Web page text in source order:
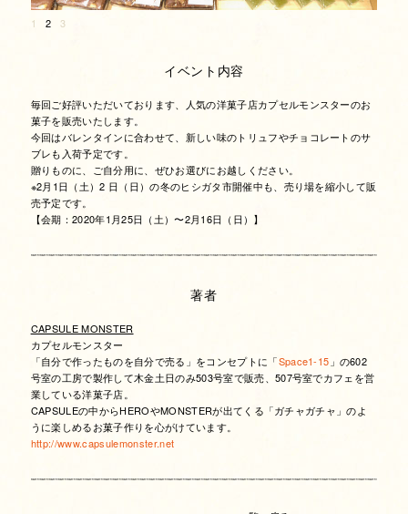
1 2 3
イベント内容
毎回ご好評いただいております、人気の洋菓子店カプセルモンスターのお
菓子を販売いたします。
今回はバレンタインに合わせて、新しい味のトリュフやチョコレートのサ
ブレも入荷予定です。
贈りものに、ご自分用に、ぜひお選びにお越しください。
※2月1日（土）2 日（日）の冬のヒシガタ市開催中も、売り場を縮小して販
売予定です。
【会期：2020年1月25日（土）〜2月16日（日）】
著者
CAPSULE MONSTER
カプセルモンスター
「自分で作ったものを自分で売る」をコンセプトに「Space1-15 」の602
号室の工房で製作して木金土日のみ503号室で販売、507号室でカフェを営
業している洋菓子店。
CAPSULEの中からHEROやMONSTERが出てくる「ガチャガチャ」のよ
うに楽しめるお菓子作りを心がけています。
http://www.capsulemonster.net